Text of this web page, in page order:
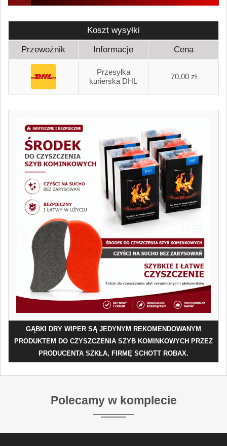
Koszt wysyłki
Przewoźnik
Informacje Cena
Przesyłka
kurierska DHL
70,00 zł
GĄBKI DRY WIPER SĄ JEDYNYM REKOMENDOWANYM
PRODUKTEM DO CZYSZCZENIA SZYB KOMINKOWYCH PRZEZ
PRODUCENTA SZKŁA, FIRMĘ SCHOTT ROBAX.
Polecamy w komplecie